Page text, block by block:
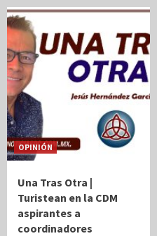
OPINIÓN
Una Tras Otra |
Turistean en la CDM
aspirantes a
coordinadores